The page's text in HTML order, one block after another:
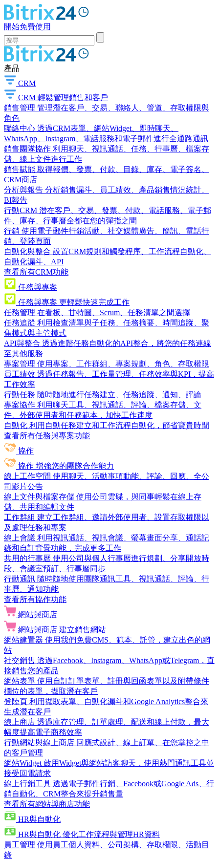
開始免費使用
產品
CRM
CRM 輕鬆管理銷售和客戶
銷售管理 管理潛在客戶、交易、聯絡人、管道、存取權限與
角色
聯絡中心 透過CRM表單、網站Widget、即時聊天、
WhatsApp、Instagram、電話服務和電子郵件進行全通路通訊
銷售團隊協作 利用聊天、視訊通話、任務、行事曆、檔案存
儲、線上文件進行工作
銷售賦能 取得報價、發票、付款、目錄、庫存、電子簽名、
CRM商店
分析與報告 分析銷售漏斗、員工績效、產品銷售情況統計、
BI報告
行動CRM 潛在客戶、交易、發票、付款、電話服務、電子郵
件、庫存、行事曆全都在您的彈指之間
行銷 使用電子郵件行銷活動、社交媒體廣告、簡訊、電話行
銷、登陸頁面
自動化與整合 設置CRM規則和觸發程序、工作流程自動化、
自動化漏斗、API
查看所有CRM功能
任務與專案
任務與專案 更輕鬆快速完成工作
任務管理 在看板、甘特圖、Scrum、任務清單之間選擇
任務追蹤 利用檢查清單與子任務、任務摘要、時間追蹤、聚
焦模式與主管模式
API與整合 透過進階任務自動化的API整合，將您的任務連線
至其他服務
專案管理 使用專案、工作群組、專案規劃、角色、存取權限
員工績效 透過任務報告、工作量管理、任務效率與KPI，提高
工作效率
行動任務 隨時隨地進行任務建立、任務追蹤、通知、評論
專案協作 利用聊天工具、視訊通話、評論、檔案存儲、文
件、外部使用者和任務範本，加快工作速度
自動化 利用自動任務建立和工作流程自動化，節省寶貴時間
查看所有任務與專案功能
協作
協作 增強您的團隊合作能力
線上工作空間 使用聊天、活動事項動能、評論、回應、全公
司影片公告
線上文件與檔案存儲 使用公司雲碟，與同事輕鬆在線上存
儲、共用和編輯文件
工作群組 建立工作群組、邀請外部使用者、設置存取權限以
及處理任務和專案
線上會議 利用視訊通話、視訊會議、螢幕畫面分享、通話記
錄和自訂背景功能，完成更多工作
共用的行事曆 使用公司與個人行事曆進行規劃、分享開放時
段、會議室預訂、行事曆同步
行動通訊 隨時隨地使用團隊通訊工具、視訊通話、評論、行
事曆、通知功能
查看所有協作功能
網站與商店
網站與商店 建立銷售網站
網站建置器 使用我們免費CMS、範本、託管，建立出色的網
站
社交銷售 透過Facebook、Instagram、WhatsApp或Telegram，直
接銷售您的產品
網站表單 使用自訂訂單表單、註冊與回函表單以及附帶條件
欄位的表單，擷取潛在客戶
登陸頁 利用擷取表單、自動化漏斗和Google Analytics整合來
生成潛在客戶
線上商店 透過庫存管理、訂單處理、配送和線上付款，最大
幅度提高電子商務效率
行動網站與線上商店 回應式設計、線上訂單、在您掌控之中
的客戶管理
網站Widget 啟用Widget與網站訪客聊天，使用熱門通訊工具並
接受回電請求
線上行銷工具 透過電子郵件行銷、Facebook或Google Ads、行
銷自動化、CRM整合來提升銷售量
查看所有網站與商店功能
HR與自動化
HR與自動化 優化工作流程與管理HR資料
員工管理 使用員工個人資料、公司架構、存取權限、活動目
錄